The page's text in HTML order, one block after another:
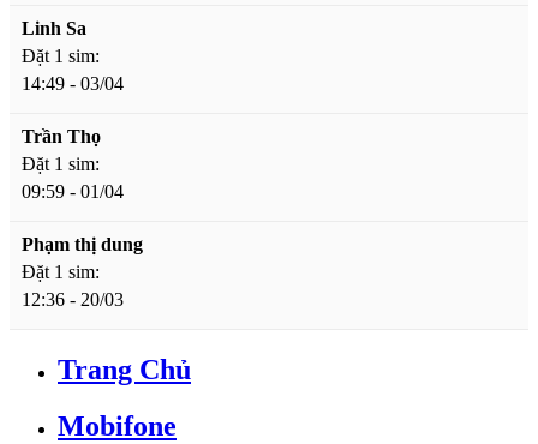
Linh Sa
Đặt 1 sim:
14:49 - 03/04
Trần Thọ
Đặt 1 sim:
09:59 - 01/04
Phạm thị dung
Đặt 1 sim:
12:36 - 20/03
Trang Chủ
Mobifone